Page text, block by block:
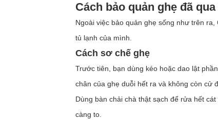
Cách bảo quản ghẹ đã
Ngoài việc bảo quản ghẹ sống như trên
tủ lạnh của mình.
Cách sơ chế ghẹ
Trước tiên, bạn dùng kéo hoặc dao lật
chân của ghẹ duỗi hết ra và không còn cử
Dùng bàn chải chà thật sạch để rửa hết
càng to.